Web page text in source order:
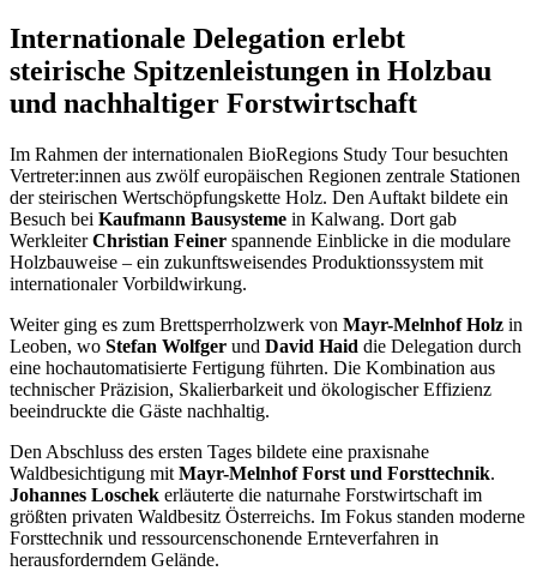
Internationale Delegation erlebt
steirische Spitzenleistungen in Holzbau
und nachhaltiger Forstwirtschaft
Im Rahmen der internationalen BioRegions Study Tour besuchten
Vertreter:innen aus zwölf europäischen Regionen zentrale Stationen
der steirischen Wertschöpfungskette Holz. Den Auftakt bildete ein
Besuch bei Kaufmann Bausysteme in Kalwang. Dort gab
WerkleiterChristian Feiner spannende Einblicke in die modulare
Holzbauweise – ein zukunftsweisendes Produktionssystem mit
internationaler Vorbildwirkung.
Weiter ging es zum Brettsperrholzwerk von Mayr-Melnhof Holz in
Leoben, wo Stefan Wolfger und David Haid die Delegation durch
eine hochautomatisierte Fertigung führten. Die Kombination aus
technischer Präzision, Skalierbarkeit und ökologischer Effizienz
beeindruckte die Gäste nachhaltig.
Den Abschluss des ersten Tages bildete eine praxisnahe
Waldbesichtigung mit Mayr-Melnhof Forst und Forsttechnik.
Johannes Loschek erläuterte die naturnahe Forstwirtschaft im
größten privaten Waldbesitz Österreichs. Im Fokus standen moderne
Forsttechnik und ressourcenschonende Ernteverfahren in
herausforderndem Gelände.